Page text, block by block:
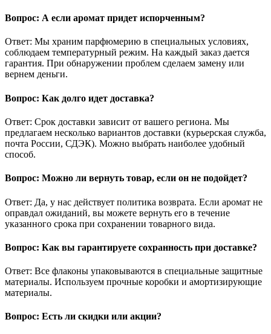
Вопрос: А если аромат придет испорченным?
Ответ: Мы храним парфюмерию в специальных условиях,
соблюдаем температурный режим. На каждый заказ дается
гарантия. При обнаружении проблем сделаем замену или
вернем деньги.
Вопрос: Как долго идет доставка?
Ответ: Срок доставки зависит от вашего региона. Мы
предлагаем несколько вариантов доставки (курьерская служба,
почта России, СДЭК). Можно выбрать наиболее удобный
способ.
Вопрос: Можно ли вернуть товар, если он не подойдет?
Ответ: Да, у нас действует политика возврата. Если аромат не
оправдал ожиданий, вы можете вернуть его в течение
указанного срока при сохранении товарного вида.
Вопрос: Как вы гарантируете сохранность при доставке?
Ответ: Все флаконы упаковываются в специальные защитные
материалы. Используем прочные коробки и амортизирующие
материалы.
Вопрос: Есть ли скидки или акции?